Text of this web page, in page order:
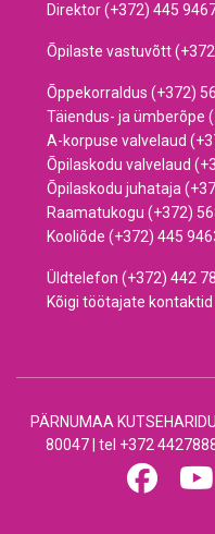
Direktor (+372) 445
Õpilaste vastuvõtt
Õppekorraldus (+372)
Täiendus- ja ümberõpe
A-korpuse valvelaud
Õpilaskodu valvelaud
Õpilaskodu juhataja
Raamatukogu (+372)
Kooliõde (+372) 445
Üldtelefon (+372) 442
Kõigi töötajate kontaktid
PÄRNUMAA
80047 | tel +372